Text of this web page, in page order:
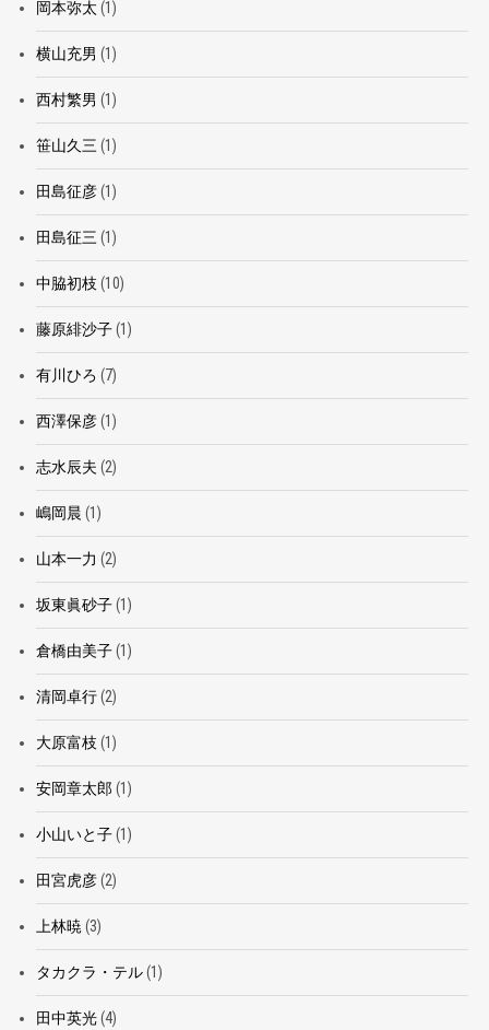
岡本弥太 (1)
横山充男 (1)
西村繁男 (1)
笹山久三 (1)
田島征彦(1)
田島征三 (1)
中脇初枝 (10)
藤原緋沙子(1)
有川ひろ (7)
西澤保彦(1)
志水辰夫 (2)
嶋岡晨 (1)
山本一力 (2)
坂東眞砂子(1)
倉橋由美子(1)
清岡卓行(2)
大原富枝 (1)
安岡章太郎 (1)
小山いと子(1)
田宮虎彦(2)
上林暁(3)
タカクラ・テル(1)
田中英光(4)